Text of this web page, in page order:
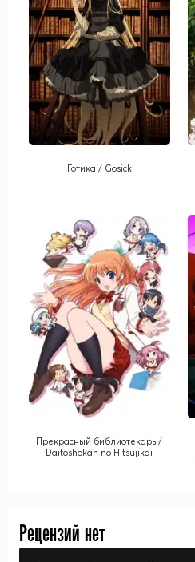
Готика / Gosick
Прекрасный библиотекарь /
Daitoshokan no Hitsujikai
Рецензий нет